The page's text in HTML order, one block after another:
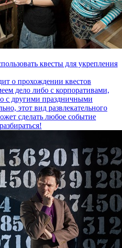
квесты для укрепления
о прохождении квестов
дело либо с корпоративами,
с другими праздничными
этот вид развлекательного
сделать любое событие